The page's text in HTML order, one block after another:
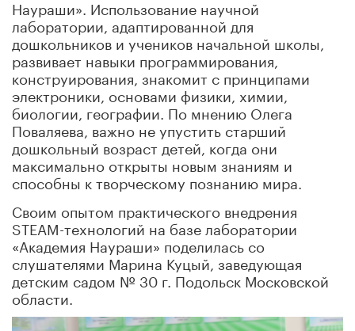
Наураши». Использование научной
лаборатории, адаптированной для
дошкольников и учеников начальной школы,
развивает навыки программирования,
конструирования, знакомит с принципами
электроники, основами физики, химии,
биологии, географии. По мнению Олега
Поваляева, важно не упустить старший
дошкольный возраст детей, когда они
максимально открыты новым знаниям и
способны к творческому познанию мира.
Своим опытом практического внедрения
STEАM-технологий на базе лаборатории
«Академия Наураши» поделилась со
слушателями Марина Куцый, заведующая
детским садом № 30 г. Подольск Московской
области.